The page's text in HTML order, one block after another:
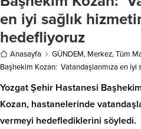
en iyi sağlık
hedefliyoruz
Anasayfa GÜNDEM, Merkez,Tüm
Başhekim Kozan: Vatandaşlarımıza en
Yozgat Şehir Hastanesi
Kozan, hastanelerinde
vermeyi hedeflediklerini söyledi.